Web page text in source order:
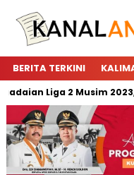
BERITA TERKINI
Liga 2 Musim 2023/